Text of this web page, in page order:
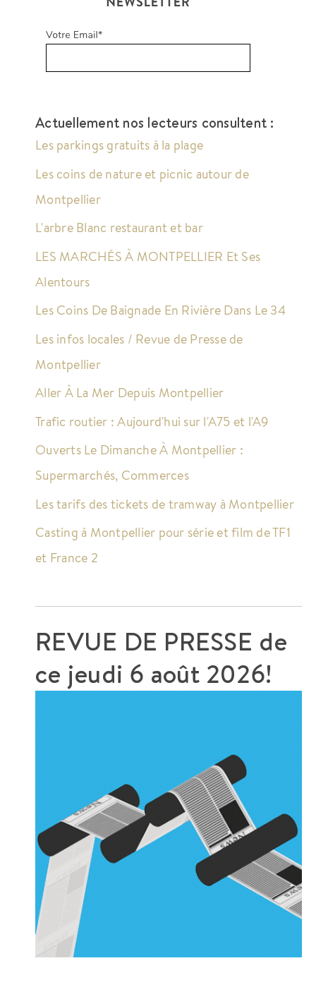
Actuellement nos lecteurs consultent :
Les parkings gratuits à la plage
Les coins de nature et picnic autour de
Montpellier
L'arbre Blanc restaurant et bar
LES MARCHÉS À MONTPELLIER Et Ses
Alentours
Les Coins De Baignade En Rivière Dans Le 34
Les infos locales / Revue de Presse de
Montpellier
Aller À La Mer Depuis Montpellier
Trafic routier : Aujourd'hui sur l'A75 et l'A9
Ouverts Le Dimanche À Montpellier :
Supermarchés, Commerces
Les tarifs des tickets de tramway à Montpellier
Casting à Montpellier pour série et film de TF1
et France 2
REVUE DE PRESSE de
ce jeudi 6 août 2026!